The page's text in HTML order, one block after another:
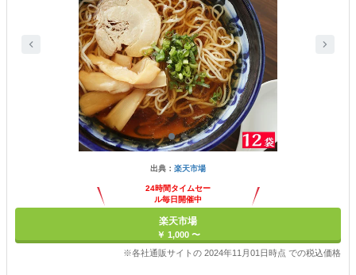
出典： 楽天市場
24時間タイムセー
ル毎日開催中
楽天市場
￥ 1,000 〜
※各社通販サイトの 2024年11月01日時点 での税込価格